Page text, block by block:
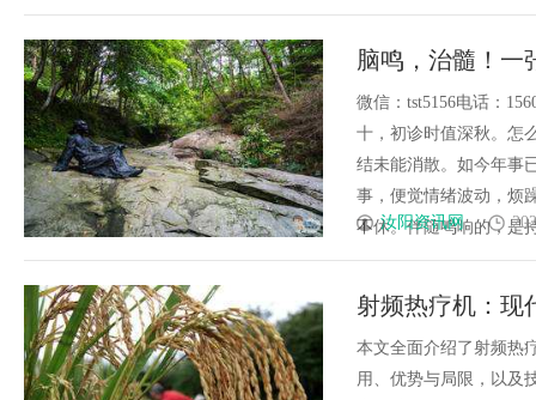
脑鸣，治髓！一
尝
微信：tst5156电话：
十，初诊时值深秋。怎
结未能消散。如今年事
事，便觉情绪波动，烦
不休。伴随鸣响的，是
汝阳资讯网
射频热疗机：现
本文全面介绍了射频热
用、优势与局限，以及